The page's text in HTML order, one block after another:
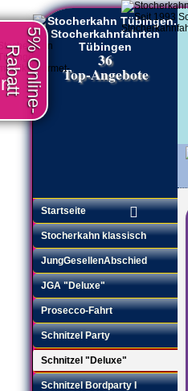
5% Online-
Rabatt 36
Top-Angebote
Startseite
Stocherkahn klassisch
JungGesellenAbschied
JGA "Deluxe"
Prosecco-Fahrt
Schnitzel Party
Schnitzel "Deluxe"
Schnitzel Bordparty I